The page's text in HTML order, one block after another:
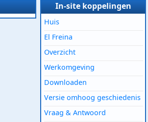
In-site koppelingen
Huis
El Freina
Overzicht
Werkomgeving
Downloaden
Versie omhoog geschiedenis
Vraag & Antwoord